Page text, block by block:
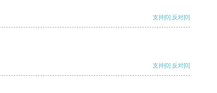
支持[0] 反对[0]
支持[0] 反对[0]